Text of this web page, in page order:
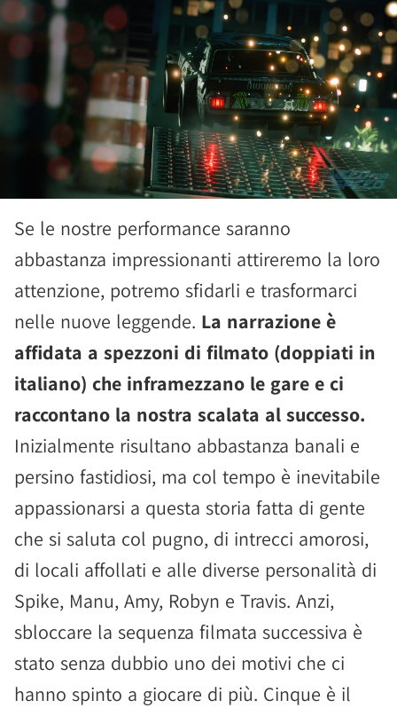
Se le nostre performance saranno
abbastanza impressionanti attireremo la loro
attenzione, potremo sfidarli e trasformarci
nelle nuove leggende. La narrazione è
affidata a spezzoni di filmato (doppiati in
italiano) che inframezzano le gare e ci
raccontano la nostra scalata al successo.
Inizialmente risultano abbastanza banali e
persino fastidiosi, ma col tempo è inevitabile
appassionarsi a questa storia fatta di gente
che si saluta col pugno, di intrecci amorosi,
di locali affollati e alle diverse personalità di
Spike, Manu, Amy, Robyn e Travis. Anzi,
sbloccare la sequenza filmata successiva è
stato senza dubbio uno dei motivi che ci
hanno spinto a giocare di più. Cinque è il